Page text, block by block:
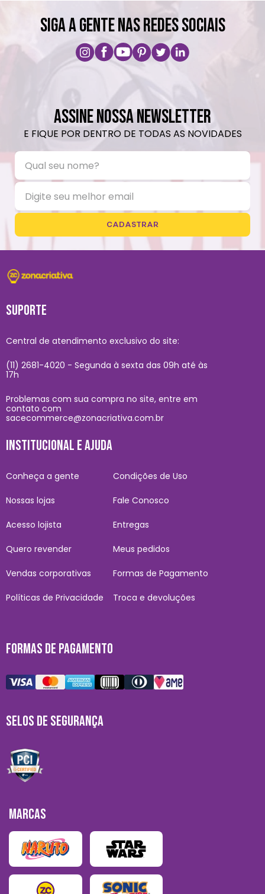
SIGA A GENTE NAS REDES SOCIAIS
ASSINE NOSSA NEWSLETTER
E FIQUE POR DENTRO DE TODAS AS NOVIDADES
CADASTRAR
SUPORTE
Central de atendimento exclusivo do site:
(11) 2681-4020 - Segunda à sexta das 09h até às
17h
Problemas com sua compra no site, entre em
contato com
sacecommerce@zonacriativa.com.br
INSTITUCIONAL E AJUDA
Conheça a gente
Nossas lojas
Acesso lojista
Quero revender
Vendas corporativas
Políticas de Privacidade
Condições de Uso
Fale Conosco
Entregas
Meus pedidos
Formas de Pagamento
Troca e devoluções
FORMAS DE PAGAMENTO
SELOS DE SEGURANÇA
MARCAS